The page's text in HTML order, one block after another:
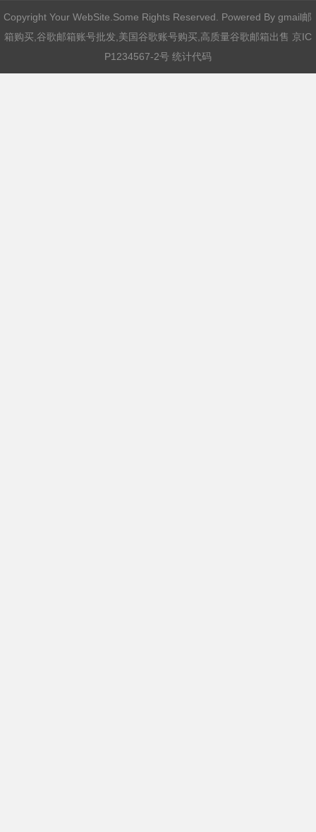
Copyright Your WebSite.Some Rights Reserved. Powered Bygmail邮
箱购买,谷歌邮箱账号批发,美国谷歌账号购买,高质量谷歌邮箱出售 京IC
P1234567-2号 统计代码